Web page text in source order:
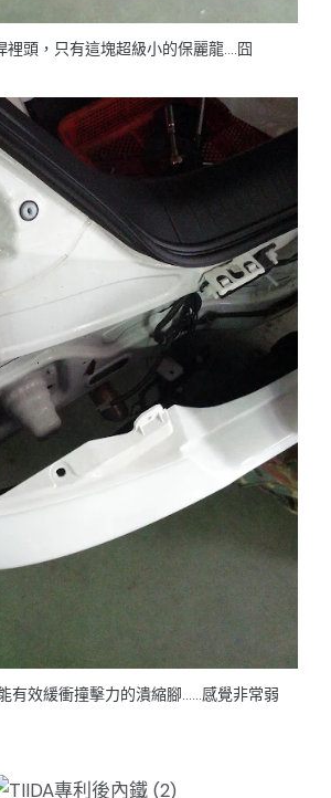
裡頭，只有這塊超級小的保麗龍....囧
有效緩衝撞擊力的潰縮腳......感覺非常弱